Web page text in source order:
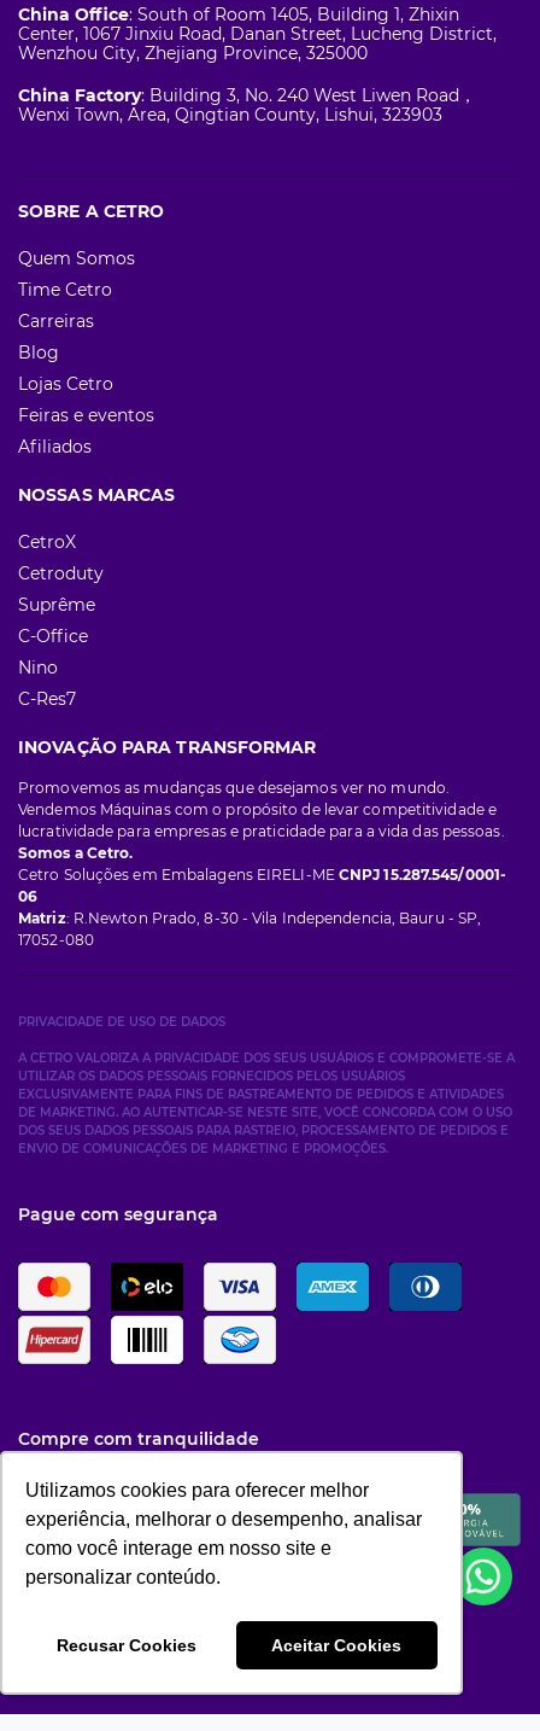
Utilizamos cookies para oferecer melhor
experiência, melhorar o desempenho, analisar
como você interage em nosso site e
personalizar conteúdo.
Recusar Cookies Aceitar Cookies
Utilizamos cookies para oferecer melhor
experiência, melhorar o desempenho, analisar
como você interage em nosso site e
personalizar conteúdo.
Recusar Cookies Aceitar Cookies
China Office: South of Room 1405, Building 1, Zhixin
Center, 1067 Jinxiu Road, Danan Street, Lucheng District,
Wenzhou City, Zhejiang Province, 325000
China Factory: Building 3, No. 240 West Liwen Road，
Wenxi Town, Area, Qingtian County, Lishui, 323903
SOBRE A CETRO
Quem Somos
Time Cetro
Carreiras
Blog
Lojas Cetro
Feiras e eventos
Afiliados
NOSSAS MARCAS
CetroX
Cetroduty
Suprême
C-Office
Nino
C-Res7
INOVAÇÃO PARA TRANSFORMAR
Promovemos as mudanças que desejamos ver no mundo.
Vendemos Máquinas com o propósito de levar competitividade e
lucratividade para empresas e praticidade para a vida das pessoas.
Somos a Cetro.
Cetro Soluções em Embalagens EIRELI-ME CNPJ 15.287.545/0001-
06
Matriz: R.Newton Prado, 8-30 - Vila Independencia, Bauru - SP,
17052-080
PRIVACIDADE DE USO DE DADOS
A CETRO VALORIZA A PRIVACIDADE DOS SEUS USUÁRIOS E COMPROMETE-SE A
UTILIZAR OS DADOS PESSOAIS FORNECIDOS PELOS USUÁRIOS
EXCLUSIVAMENTE PARA FINS DE RASTREAMENTO DE PEDIDOS E ATIVIDADES
DE MARKETING. AO AUTENTICAR-SE NESTE SITE, VOCÊ CONCORDA COM O USO
DOS SEUS DADOS PESSOAIS PARA RASTREIO, PROCESSAMENTO DE PEDIDOS E
ENVIO DE COMUNICAÇÕES DE MARKETING E PROMOÇÕES.
Pague com segurança
Compre com tranquilidade